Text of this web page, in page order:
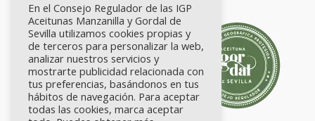
En el Consejo Regulador de las IGP
Aceitunas Manzanilla y Gordal de
Sevilla utilizamos cookies propias y
de terceros para personalizar la web,
analizar nuestros servicios y
mostrarte publicidad relacionada con
tus preferencias, basándonos en tus
hábitos de navegación. Para aceptar
todas las cookies, marca aceptar